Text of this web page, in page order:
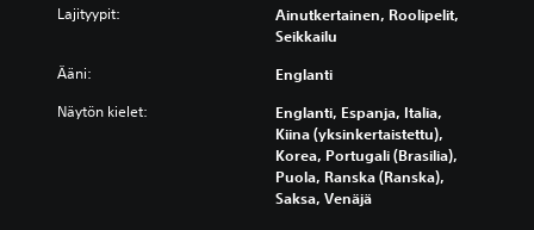
Lajityypit:
Ainutkertainen, Roolipelit,
Seikkailu
Ääni: Englanti
Näytön kielet:
Englanti, Espanja, Italia,
Kiina (yksinkertaistettu),
Korea, Portugali (Brasilia),
Puola, Ranska (Ranska),
Saksa, Venäjä